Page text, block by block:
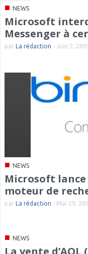
■ NEWS
Microsoft
Messenger à
par La rédaction - Juin 2,
■ NEWS
Microsoft lance
moteur de
par La rédaction - Mai 29,
■ NEWS
La vente